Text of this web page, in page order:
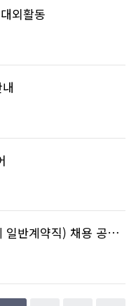
외활동
일반계약직) 채용 공…